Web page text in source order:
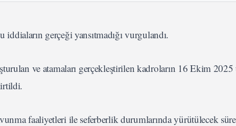
gerçeği yansıtmadığı vurgulandı.
ve atamaları gerçekleştirilen kadroların 16 Ekim
faaliyetleri ile seferberlik durumlarında yürütülecek